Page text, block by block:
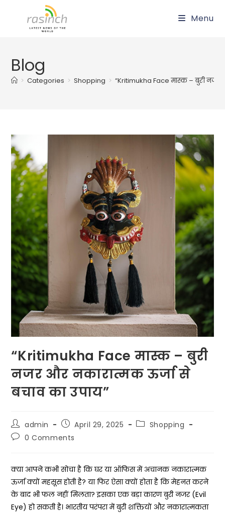
Menu
Blog
> Categories > Shopping > “Kritimukha Face मास्क – बुरी नजर
“Kritimukha Face मास्क – बुरी
नजर और नकारात्मक ऊर्जा से
बचाव का उपाय”
Post
author:
admin
Post
published:
April 29, 2025
PostShopping
Post0 Comments
क्या आपने कभी सोचा है कि घर या ऑफिस में अचानक नकारात्मक
ऊर्जा क्यों महसूस होती है? या फिर ऐसा क्यों होता है कि मेहनत करने
के बाद भी फल नहीं मिलता? इसका एक बड़ा कारण बुरी नजर (Evil
Eye) हो सकती है। भारतीय परंपरा में बुरी शक्तियों और नकारात्मकता